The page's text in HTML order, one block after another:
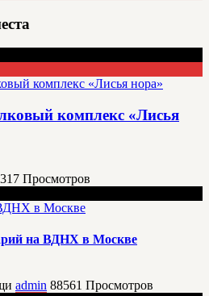
комплекс «Лисья
Просмотров
на ВДНХ в Москве
admin 88561 Просмотров